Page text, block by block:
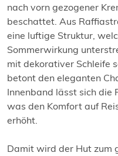
nach vorn gezogener
beschattet. Aus
eine luftige Struktur,
Sommerwirkung
mit dekorativer Schleife
betont den eleganten
Innenband lässt sich die
was den Komfort auf
erhöht.
Damit wird der Hut zum